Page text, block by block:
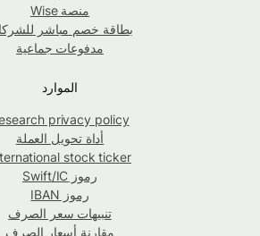
منصة Wise
بطاقة خصم مباشر للشركات
مدفوعات جماعية
الموارد
Research privacy policy
أداة تحويل العملة
International stock ticker
رموز Swift/IC
رموز IBAN
تنبيهات سعر الصرف
مقارنة أسعار الصرف